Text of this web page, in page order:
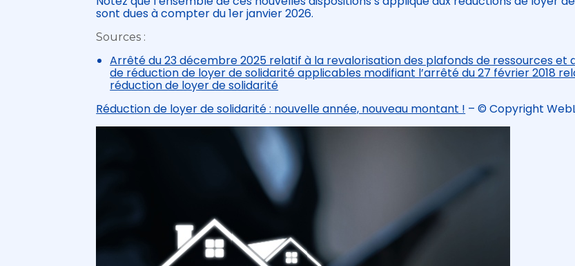
sont dues à compter du 1er janvier 2026.
Sources :
Arrêté du 23 décembre 2025 relatif à la revalorisation des plafonds de ressources et
de réduction de loyer de solidarité applicables modifiant l’arrêté du 27 février 2018
réduction de loyer de solidarité
Réduction de loyer de solidarité : nouvelle année, nouveau montant ! – © Copyright